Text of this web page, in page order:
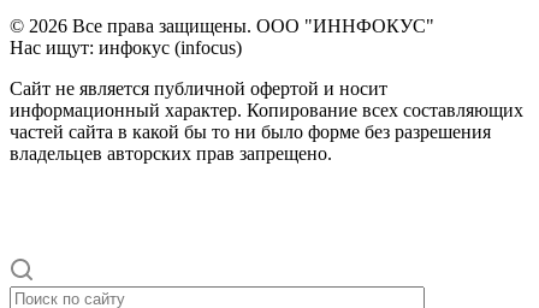
© 2026 Все права защищены. ООО "ИННФОКУС"
Нас ищут: инфокус (infocus)
Сайт не является публичной офертой и носит
информационный характер. Копирование всех составляющих
частей сайта в какой бы то ни было форме без разрешения
владельцев авторских прав запрещено.